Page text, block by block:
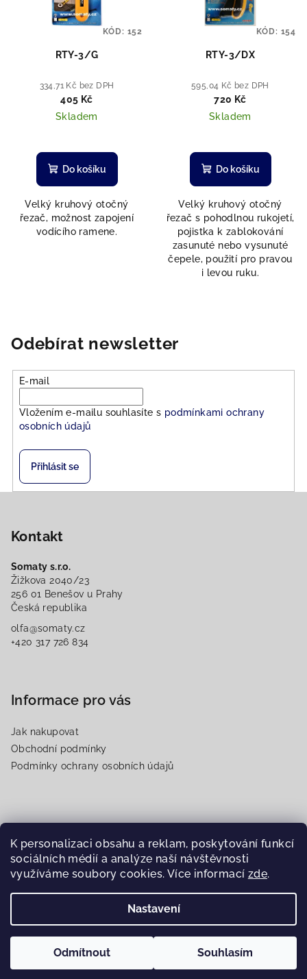
K personalizaci obsahu a reklam, poskytování funkcí
sociálních médií a analýze naší návštěvnosti
využíváme soubory cookies. Více informací zde.
Nastavení
Odmítnout Souhlasím
RTY-3/G
334,71 Kč bez DPH
405 Kč
Skladem
Do košíku
Velký kruhový otočný
řezač, možnost zapojení
vodícího ramene.
KÓD: 152
RTY-3/DX
595,04 Kč bez DPH
720 Kč
Skladem
Do košíku
Velký kruhový otočný
řezač s pohodlnou rukojetí,
pojistka k zablokování
zasunuté nebo vysunuté
čepele, použití pro pravou
i levou ruku.
KÓD: 154
Odebírat newsletter
E-mail
Vložením e-mailu souhlasíte s podmínkami ochrany
osobních údajů
Přihlásit se
Kontakt
Somaty s.r.o.
Žižkova 2040/23
256 01 Benešov u Prahy
Česká republika
olfa@somaty.cz
+420 317 726 834
Informace pro vás
Jak nakupovat
Obchodní podmínky
Podmínky ochrany osobních údajů
Přijímáme online platby
nastavení cookies
Vytvořil Shoptet